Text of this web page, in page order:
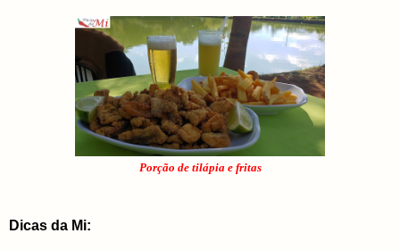
Porção de tilápia e fritas
Dicas da Mi: